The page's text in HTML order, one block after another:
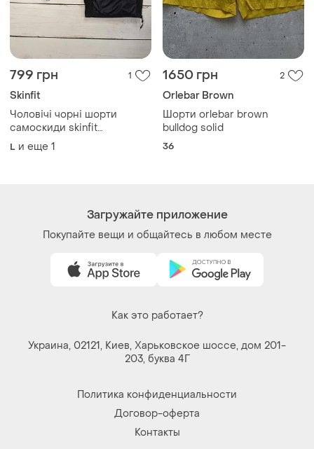
Чоловічі чорні шорти
самоскиди skinfit
туристичні гірські
самосброси
и еще 1
Orlebar Brown
Шорти orlebar brown
bulldog solid
36
Загружайте приложение
Покупайте вещи и общайтесь в любом месте
Как это работает?
Украина, 02121, Киев, Харьковское шоссе, дом 201-
203, буква 4Г
Политика конфиденциальности
Контакты